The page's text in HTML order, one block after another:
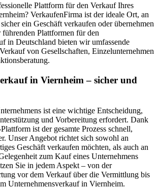
Plattform für den Verkauf Ihres
VerkaufenFirma ist der ideale Ort, an
ein Geschäft verkaufen oder übernehmen
Plattformen für den
in Deutschland bieten wir umfassende
von Gesellschaften, Einzelunternehmen
in Viernheim – sicher und
ist eine wichtige Entscheidung,
und Vorbereitung erfordert. Dank
ist der gesamte Prozess schnell,
Unser Angebot richtet sich sowohl an
Geschäft verkaufen möchten, als auch an
zum Kauf eines Unternehmens
Sie in jedem Aspekt – von der
vor dem Verkauf über die Vermittlung bis
Unternehmensverkauf in Viernheim.